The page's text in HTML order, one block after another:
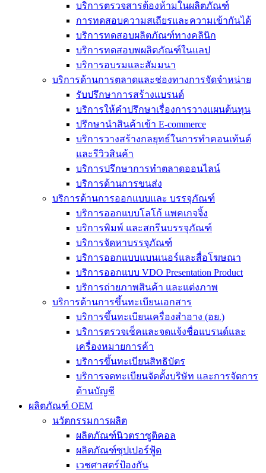
บริการตรวจสารต้องห้ามในผลิตภัณฑ์
การทดสอบความสเถียรและความเข้ากันได้
บริการทดสอบผลิตภัณฑ์ทางคลินิก
บริการทดสอบพผลิตภัณฑ์ในแลป
บริการอบรมและสัมมนา
บริการด้านการตลาดและช่องทางการจัดจำหน่าย
รับปรึกษาการสร้างแบรนด์
บริการให้คำปรึกษาเรื่องการวางแผนต้นทุน
ปรึกษานำสินค้าเข้า E-commerce
บริการวางสร้างกลยุทธ์ในการทำคอนเท้นต์
และรีวิวสินค้า
บริการปรึกษาการทำตลาดออนไลน์
บริการด้านการขนส่ง
บริการด้านการออกแบบและ บรรจุภัณฑ์
บริการออกแบบโลโก้ แพคเกจจิ้ง
บริการพิมพ์ และสกรีนบรรจุภัณฑ์
บริการจัดหาบรรจุภัณฑ์
บริการออกแบบแบนเนอร์และสื่อโฆษณา
บริการออกแบบ VDO Presentation Product
บริการถ่ายภาพสินค้า และแต่งภาพ
บริการด้านการขึ้นทะเบียนเอกสาร
บริการขึ้นทะเบียนเครื่องสำอาง (อย.)
บริการตรวจเช็คและจดแจ้งชื่อแบรนด์และ
เครื่องหมายการค้า
บริการขึ้นทะเบียนสิทธิบัตร
บริการจดทะเบียนจัดตั้งบริษัท และการจัดการ
ด้านบัญชี
ผลิตภัณฑ์ OEM
นวัตกรรมการผลิต
ผลิตภัณฑ์นิวตราซูติคอล
ผลิตภัณฑ์ซุปเปอร์ฟู้ด
เวชศาสตร์ป้องกัน